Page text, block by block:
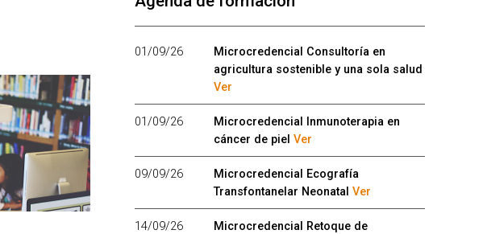
01/09/26
Microcredencial Consultoría en
agricultura sostenible y una sola salud
Ver
01/09/26
Microcredencial Inmunoterapia en
cáncer de piel Ver
09/09/26
Microcredencial Ecografía
Transfontanelar Neonatal Ver
14/09/26
Microcredencial Retoque de